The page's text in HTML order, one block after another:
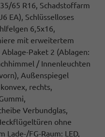
65 R16, Schadstoffarm
EA), Schlüsselloses
6,5x16,
mit erweitertem
Paket 2 (Ablagen:
/ Innenleuchten
Außenspiegel
rechts,
Verbundglas,
ohne
Lade-/FG-Raum: LED,